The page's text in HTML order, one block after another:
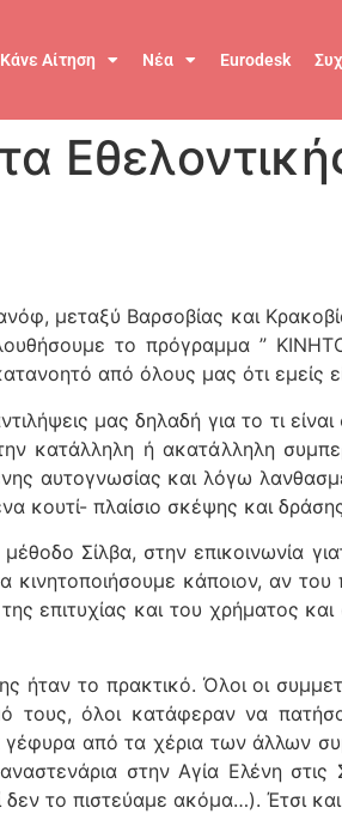
Κάνε Αίτηση Νέα Eurodesk
μεταξύ Βαρσοβίας και
το πρόγραμμα ”
από όλους μας ότι εμείς
μας δηλαδή για το τι
κατάλληλη ή ακατάλληλη
αυτογνωσίας και λόγω
κουτί- πλαίσιο σκέψης και
Σίλβα, στην επικοινωνία
κινητοποιήσουμε κάποιον, αν
επιτυχίας και του χρήματος
ήταν το πρακτικό. Όλοι οι
όλοι κατάφεραν να
από τα χέρια των άλλων
στην Αγία Ελένη
το πιστεύαμε ακόμα…). Έτσι